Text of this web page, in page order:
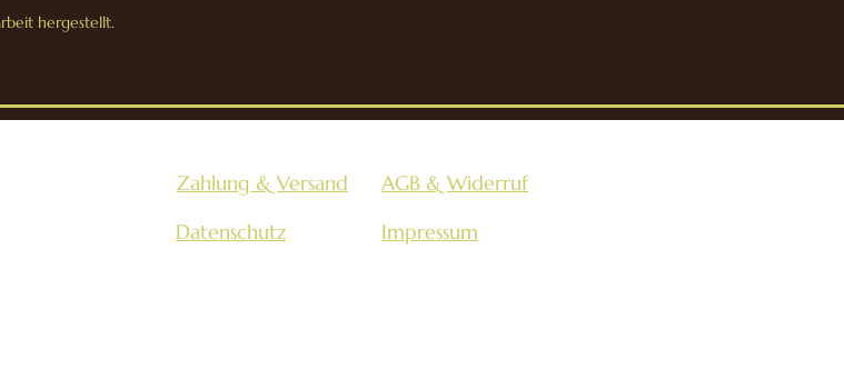
hergestellt.
Zahlung & Versand
Datenschutz
AGB & Widerruf
Impressum